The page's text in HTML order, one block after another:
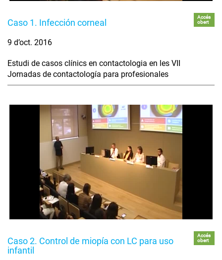
Caso 1. Infección corneal
Accés
obert
9 d’oct. 2016
Estudi de casos clínics en contactologia en les VII
Jornadas de contactología para profesionales
Caso 2. Control de miopía con LC para uso
infantil
Accés
obert